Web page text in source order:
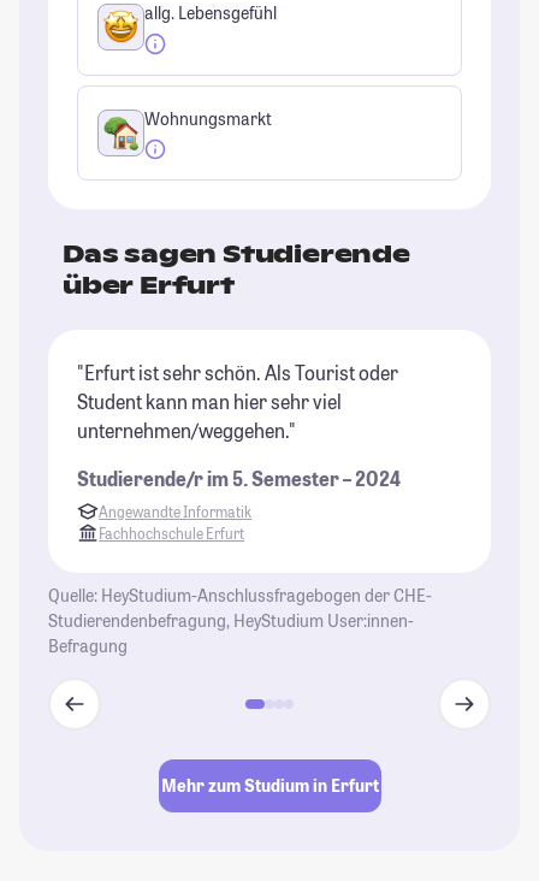
allg. Lebensgefühl
Wohnungsmarkt
Das sagen Studierende
über Erfurt
"Erfurt ist sehr schön. Als Tourist oder
Student kann man hier sehr viel
unternehmen/weggehen."
Studierende/r im 5. Semester – 2024
Angewandte Informatik
Fachhochschule Erfurt
Quelle: HeyStudium-Anschlussfragebogen der CHE-
Studierendenbefragung, HeyStudium User:innen-
Befragung
Mehr zum Studium in Erfurt